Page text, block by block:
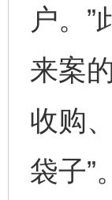
户。
来案
收购
袋子”。